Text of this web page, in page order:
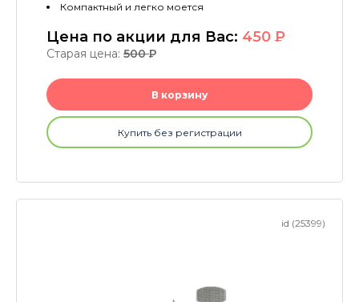
Компактный и легко моется
Цена по акции для Вас: 450 P
Старая цена: 500P
В корзину
Купить без регистрации
id (25399)